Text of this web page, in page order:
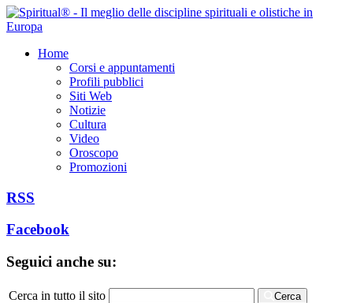
Home
Corsi e appuntamenti
Profili pubblici
Siti Web
Notizie
Cultura
Video
Oroscopo
Promozioni
RSS
Facebook
Seguici anche su:
Cerca in tutto il sito Cerca